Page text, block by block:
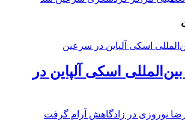
اسکی آلپاین در